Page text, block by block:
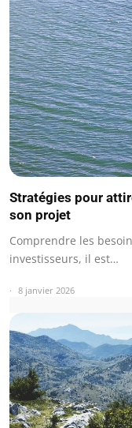
Stratégies pour
son projet
Comprendre les
investisseurs, il est…
8 janvier 2026